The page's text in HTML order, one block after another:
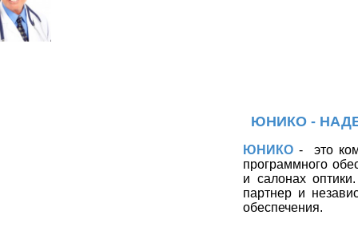
ЮНИКО -
ЮНИКО -
это
программного
и салонах
партнер и
обеспечения.